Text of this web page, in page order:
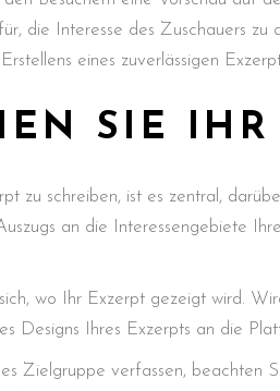
die Interesse des Zuschauers zu
eines zuverlässigen
SIE
zu schreiben, ist es zentral,
an die Interessengebiete
wo Ihr Exzerpt gezeigt wird.
Designs Ihres Exzerpts an die
Zielgruppe verfassen, beachten